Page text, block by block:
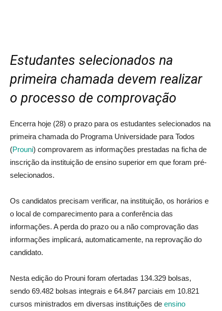
Estudantes selecionados na
primeira chamada devem realizar
o processo de comprovação
Encerra hoje (28) o prazo para os estudantes selecionados na
primeira chamada do Programa Universidade para Todos
(Prouni) comprovarem as informações prestadas na ficha de
inscrição da instituição de ensino superior em que foram pré-
selecionados.
Os candidatos precisam verificar, na instituição, os horários e
o local de comparecimento para a conferência das
informações. A perda do prazo ou a não comprovação das
informações implicará, automaticamente, na reprovação do
candidato.
Nesta edição do Prouni foram ofertadas 134.329 bolsas,
sendo 69.482 bolsas integrais e 64.847 parciais em 10.821
cursos ministrados em diversas instituições de ensino